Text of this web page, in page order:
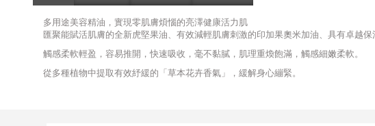
多用途美容精油，實現零肌膚煩惱的亮澤健康活力肌
匯聚能賦活肌膚的全新虎堅果油、有效減輕肌膚刺激的印加果奧米加油、具有卓越
觸感柔軟輕盈，容易推開，快速吸收，毫不黏膩，肌理重煥飽滿，觸感細嫩柔軟。
從多種植物中提取有效紓緩的「草本花卉香氣」，緩解身心繃緊。